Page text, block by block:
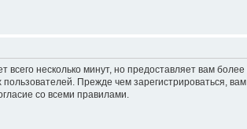
несколько минут, но предоставляет вам
Прежде чем зарегистрироваться,
со всеми правилами.